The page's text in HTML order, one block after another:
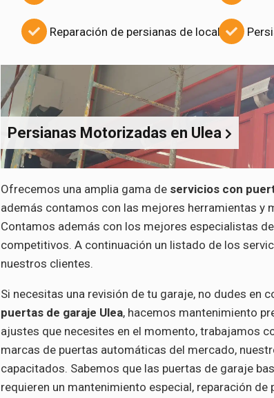
Reparación de persianas de locales
Persianas Motorizadas en Ulea
Ofrecemos una amplia gama de servicios con
además contamos con las mejores herramientas y
Contamos además con los mejores especialistas
competitivos. A continuación un listado de los
nuestros clientes.
Si necesitas una revisión de tu garaje, no dudes en
puertas de garaje Ulea, hacemos mantenimiento
ajustes que necesites en el momento, trabajamos
marcas de puertas automáticas del mercado,
capacitados. Sabemos que las puertas de garaje
requieren un mantenimiento especial, reparación de